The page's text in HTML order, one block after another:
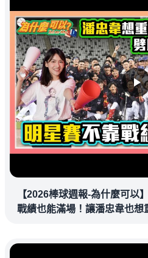
【2026棒球週報-為什麼可以
戰績也能滿場！讓潘忠韋也想